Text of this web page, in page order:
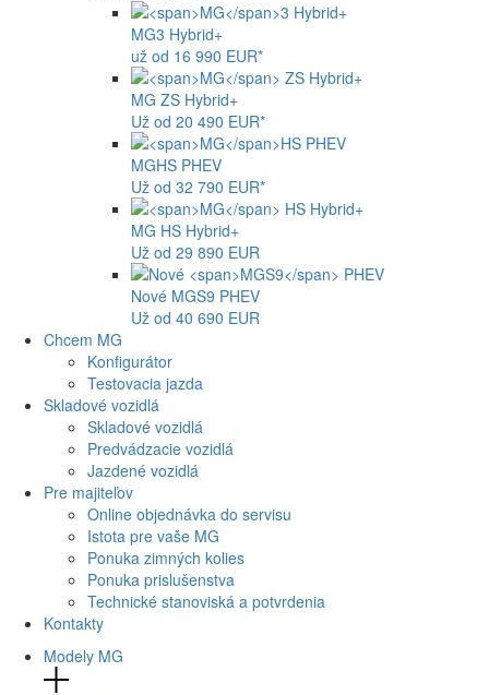
MG3 Hybrid+
už od 16 990 EUR*
MG ZS Hybrid+
Už od 20 490 EUR*
MGHS PHEV
Už od 32 790 EUR*
MG HS Hybrid+
Už od 29 890 EUR
Nové MGS9 PHEV
Už od 40 690 EUR
Chcem MG
Konfigurátor
Testovacia jazda
Skladové vozidlá
Skladové vozidlá
Predvádzacie vozidlá
Jazdené vozidlá
Pre majiteľov
Online objednávka do servisu
Istota pre vaše MG
Ponuka zimných kolies
Ponuka prislušenstva
Technické stanoviská a potvrdenia
Kontakty
Modely MG